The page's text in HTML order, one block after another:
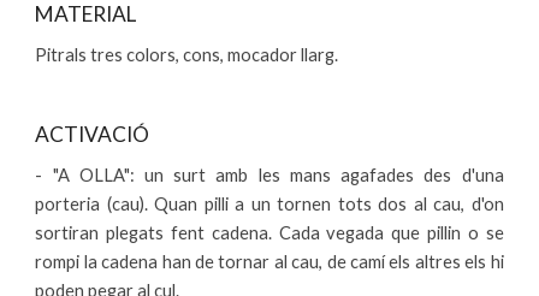
MATERIAL
Pitrals tres colors, cons, mocador llarg.
ACTIVACIÓ
- "A OLLA": un surt amb les mans agafades des d'una
porteria (cau). Quan pilli a un tornen tots dos al cau, d'on
sortiran plegats fent cadena. Cada vegada que pillin o se
rompi la cadena han de tornar al cau, de camí els altres els hi
poden pegar al cul.